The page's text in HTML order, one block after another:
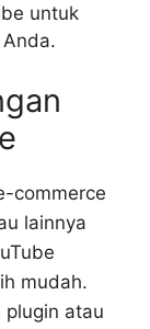
untuk
commerce
lainnya
mudah.
plugin atau